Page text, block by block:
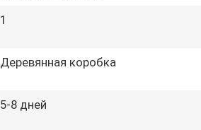
1
Деревянная коробка
5-8 дней